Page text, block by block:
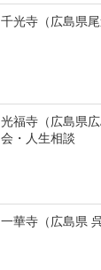
千光寺（広島県
光福寺（広島県
会・人生相談
一華寺（広島県